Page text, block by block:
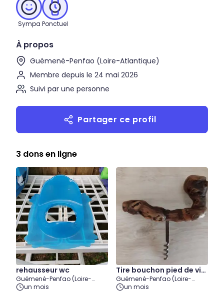
Sympa Ponctuel
À propos
Guémené-Penfao (Loire-Atlantique)
Membre depuis le 24 mai 2026
Suivi par une personne
Partager ce profil
3 dons en ligne
rehausseur wc
Guémené-Penfao (Loire-
Atlantique)
un mois
Tire bouchon pied de vig
ne
Guémené-Penfao (Loire-
Atlantique)
un mois